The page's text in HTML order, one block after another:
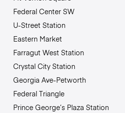
Federal Center SW
U-Street Station
Eastern Market
Farragut West Station
Crystal City Station
Georgia Ave-Petworth
Federal Triangle
Prince George’s Plaza Station